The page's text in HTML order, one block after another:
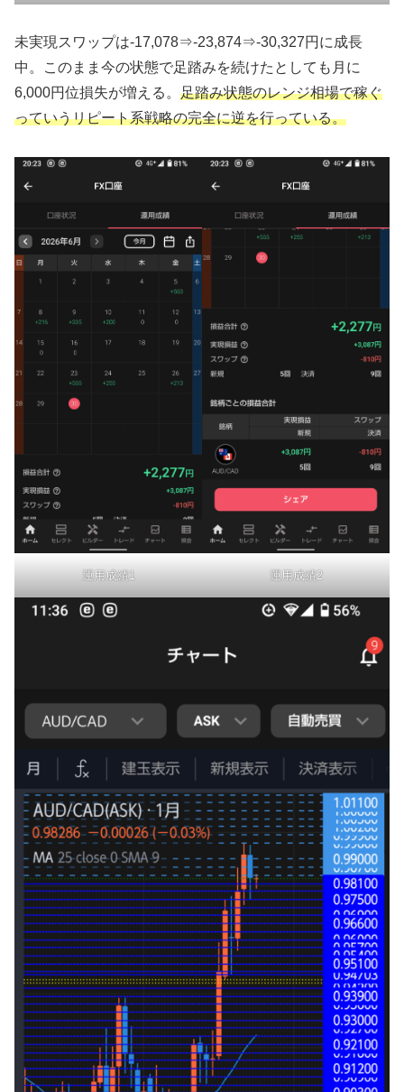
未実現スワップは-17,078⇒-23,874⇒-30,327円に成長
中。このまま今の状態で足踏みを続けたとしても月に
6,000円位損失が増える。 足踏み状態のレンジ相場で稼ぐ
っていうリピート系戦略の完全に逆を行っている。
運用成績1 運用成績2